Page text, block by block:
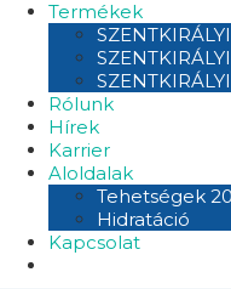
Termékek
Rólunk
Hírek
Karrier
Aloldalak
Tehetségek
Hidratáció
Kapcsolat